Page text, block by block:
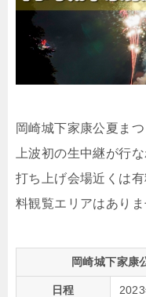
岡崎城下家康公夏ま
上波初の生中継が行な
打ち上げ会場近くは
料観覧エリアはありま
岡崎城下家康
日程